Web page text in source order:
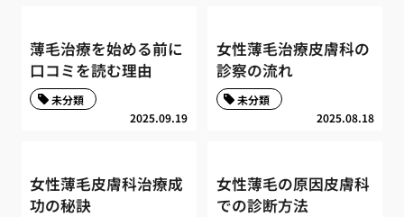
薄毛治療を始める前に
口コミを読む理由
2025.09.19
未分類
女性薄毛治療皮膚科の
診察の流れ
2025.08.18
未分類
女性薄毛皮膚科治療成
功の秘訣
女性薄毛の原因皮膚科
での診断方法